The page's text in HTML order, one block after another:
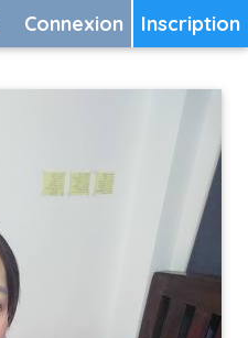
Inscription
Connexion